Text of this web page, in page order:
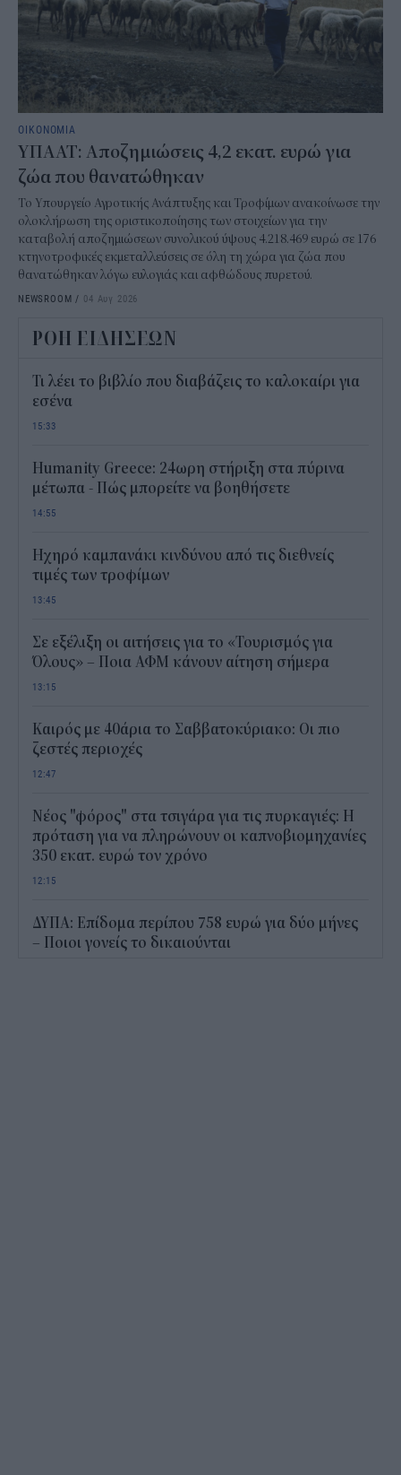
ΟΙΚΟΝΟΜΙΑ
ΥΠΑΑΤ: Αποζημιώσεις 4,2 εκατ. ευρώ για
ζώα που θανατώθηκαν
Το Υπουργείο Αγροτικής Ανάπτυξης και Τροφίμων ανακοίνωσε την
ολοκλήρωση της οριστικοποίησης των στοιχείων για την
καταβολή αποζημιώσεων συνολικού ύψους 4.218.469 ευρώ σε 176
κτηνοτροφικές εκμεταλλεύσεις σε όλη τη χώρα για ζώα που
θανατώθηκαν λόγω ευλογιάς και αφθώδους πυρετού.
NEWSROOM / 04 Αυγ 2026
ΡΟΗ ΕΙΔΗΣΕΩΝ
Τι λέει το βιβλίο που διαβάζεις το καλοκαίρι για
εσένα
15:33
Humanity Greece: 24ωρη στήριξη στα πύρινα
μέτωπα - Πώς μπορείτε να βοηθήσετε
14:55
Ηχηρό καμπανάκι κινδύνου από τις διεθνείς
τιμές των τροφίμων
13:45
Σε εξέλιξη οι αιτήσεις για το «Τουρισμός για
Όλους» – Ποια ΑΦΜ κάνουν αίτηση σήμερα
13:15
Καιρός με 40άρια το Σαββατοκύριακο: Οι πιο
ζεστές περιοχές
12:47
Νέος "φόρος" στα τσιγάρα για τις πυρκαγιές: Η
πρόταση για να πληρώνουν οι καπνοβιομηχανίες
350 εκατ. ευρώ τον χρόνο
12:15
ΔΥΠΑ: Επίδομα περίπου 758 ευρώ για δύο μήνες
– Ποιοι γονείς το δικαιούνται